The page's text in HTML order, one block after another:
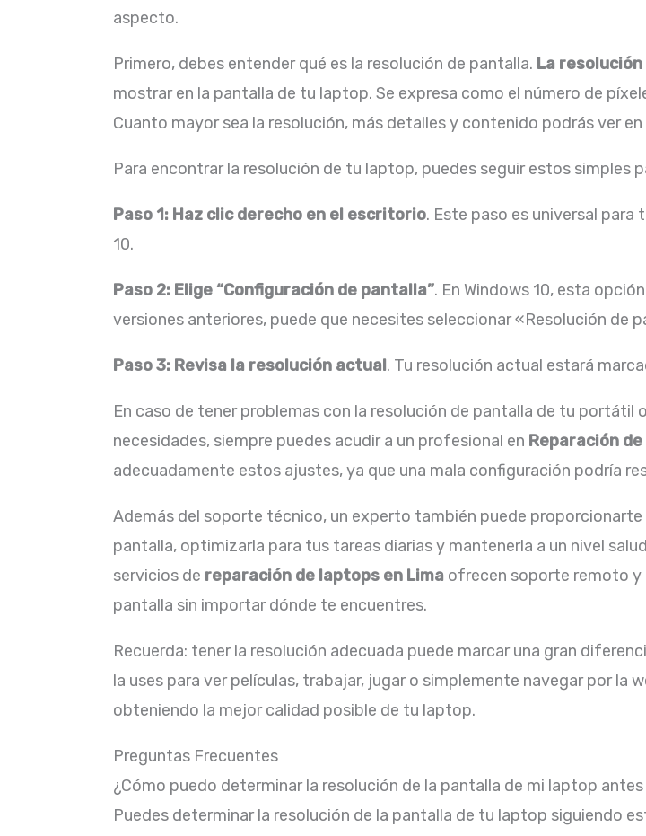
aspecto.
Primero, debes entender qué es la resolución de pantalla. La
mostrar en la pantalla de tu laptop. Se expresa como el número de
Cuanto mayor sea la resolución, más detalles y contenido podrás ver
Para encontrar la resolución de tu laptop, puedes seguir estos simples
Paso 1: Haz clic derecho en el escritorio. Este paso es universal para
10.
Paso 2: Elige “Configuración de pantalla”. En Windows 10, esta
versiones anteriores, puede que necesites seleccionar «Resolución de
Paso 3: Revisa la resolución actual. Tu resolución actual estará
En caso de tener problemas con la resolución de pantalla de tu
necesidades, siempre puedes acudir a un profesional en Reparación
adecuadamente estos ajustes, ya que una mala configuración podría
Además del soporte técnico, un experto también puede
pantalla, optimizarla para tus tareas diarias y mantenerla a un nivel
servicios de reparación de laptops en Lima ofrecen soporte remoto y
pantalla sin importar dónde te encuentres.
Recuerda: tener la resolución adecuada puede marcar una gran
la uses para ver películas, trabajar, jugar o simplemente navegar por la
obteniendo la mejor calidad posible de tu laptop.
Preguntas Frecuentes
¿Cómo puedo determinar la resolución de la pantalla de mi laptop
Puedes determinar la resolución de la pantalla de tu laptop siguiendo